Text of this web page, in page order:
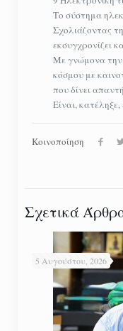
Το σύστημα
Σχολιάζοντας
εκσυγχρονίζει
Με γνώμονα την
κόσμου με
που δίνει
Είναι,
Κοινοποίηση
Σχετικά
5 Αυγούστου, 2026